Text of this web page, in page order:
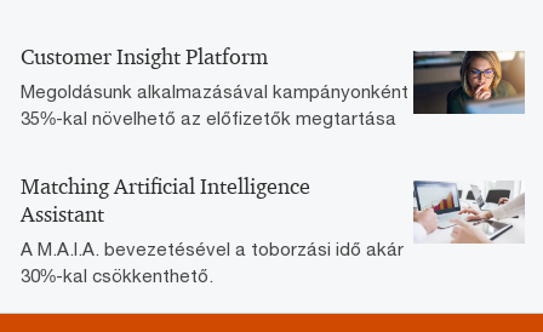
Customer Insight Platform
Megoldásunk alkalmazásával kampányonként
35%-kal növelhető az előfizetők megtartása
Matching Artificial Intelligence
Assistant
A M.A.I.A. bevezetésével a toborzási idő akár
30%-kal csökkenthető.